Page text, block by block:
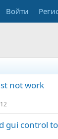
Войти
not work
gui control